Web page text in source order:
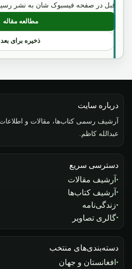
قبل در صفحه فیسبوک شان به نشر
مطالعه مقاله
: آگست2018
ذخیره برای بعد
درباره سایت
آرشیف رسمی کتاب‌ها، مقالات و اطلاعات
عبدالله کاظم.
دسترسی سریع
آرشیف مقالات
آرشیف کتاب‌ها
زندگی‌نامه
گالری تصاویر
دسته‌بندی‌های منتخب
افغانستان و جهان